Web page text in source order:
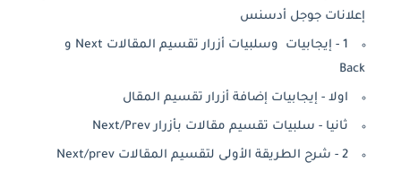
إعلانات جوجل أدسنس
1 - إيجابيات وسلبيات أزرار تقسيم المقالات Next و
Back
اولا - إيجابيات إضافة أزرار تقسيم المقال
ثانيا - سلبيات تقسيم مقالات بأزرار Next/Prev
2 - شرح الطريقة الأولى لتقسيم المقالات Next/prev